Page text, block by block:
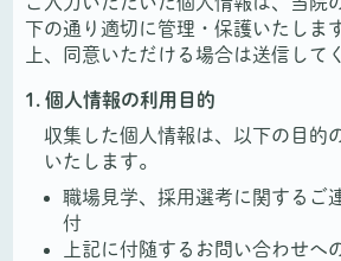
下の通り適切に管理・保護いたしま
上、同意いただける場合は送信して
1. 個人情報の利用目的
収集した個人情報は、以下の目的
いたします。
職場見学、採用選考に関するご
付
上記に付随するお問い合わせへ